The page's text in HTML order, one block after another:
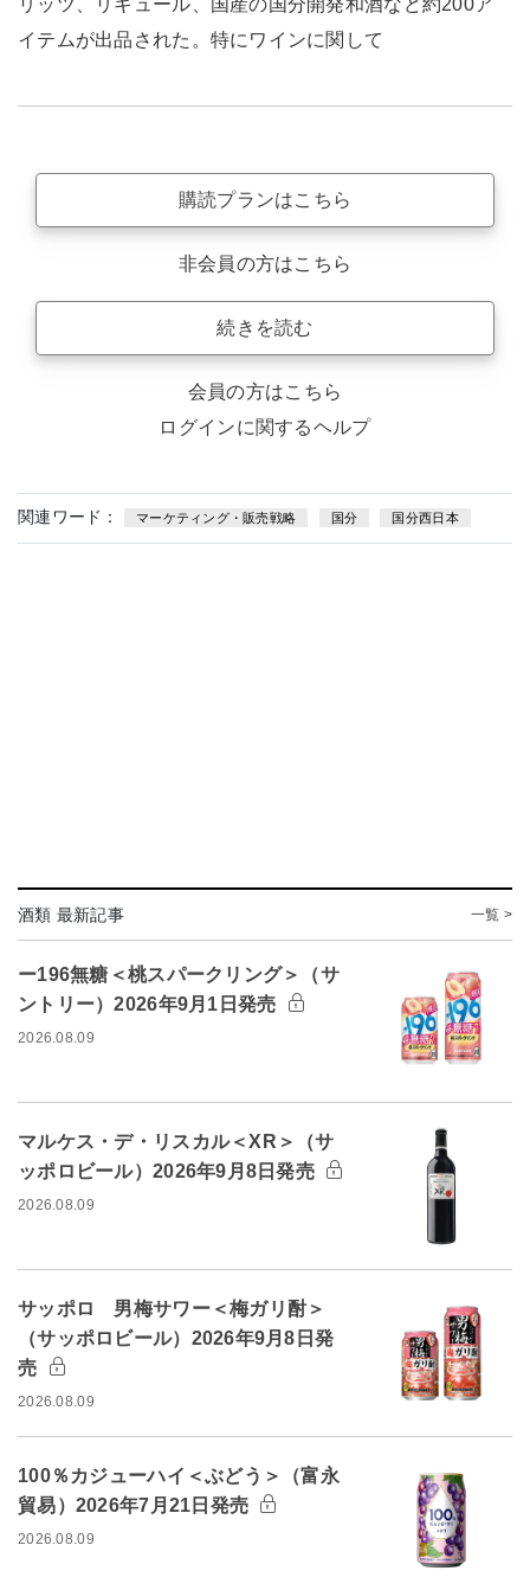
リッツ、リキュール、国産の国分開発和酒など約200ア
イテムが出品された。特にワインに関して
購読プランはこちら
非会員の方はこちら
続きを読む
会員の方はこちら
ログインに関するヘルプ
関連ワード： マーケティング・販売戦略 国分 国分西日本
酒類 最新記事 一覧 >
ー196無糖＜桃スパークリング＞（サ
ントリー）2026年9月1日発売
2026.08.09
マルケス・デ・リスカル＜XR＞（サ
ッポロビール）2026年9月8日発売
2026.08.09
サッポロ 男梅サワー＜梅ガリ酎＞
（サッポロビール）2026年9月8日発
売
2026.08.09
100％カジューハイ＜ぶどう＞（富永
貿易）2026年7月21日発売
2026.08.09